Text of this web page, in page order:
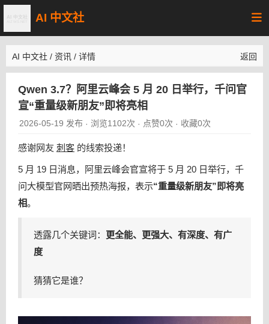
AI 中文社
AI 中文社 / 资讯 / 详情 返回
Qwen 3.7？阿里云峰会 5 月 20 日举行，千问官
宣“重量级新朋友”即将亮相
2026-05-19 发布 · 浏览1102次 · 点赞0次 · 收藏0次
感谢网友 刺客 的线索投递！
5 月 19 日消息，阿里云峰会官宣将于 5 月 20 日举行，千
问大模型官网晒出预热海报，表示“重量级新朋友”即将亮
相。
透露几个关键词： 更全能、更强大、有深度、有广
度
猜猜它是谁？